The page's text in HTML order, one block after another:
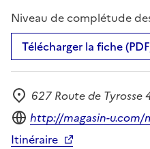
Niveau de complétude
Télécharger la fiche
Adresse
627 Route de Tyrosse
Site internet
http://magasin-u.com/
Itinéraire